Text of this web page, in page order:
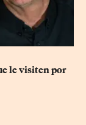
le visiten por